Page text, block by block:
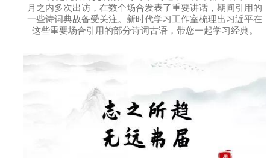
月之内多次出访，在数个场合发表了重要讲话，期间引用的
一些诗词典故备受关注。新时代学习工作室梳理出习近平在
这些重要场合引用的部分诗词古语，带您一起学习经典。